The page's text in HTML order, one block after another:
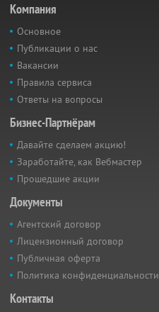
Компания
Основное
Публикации о нас
Вакансии
Правила сервиса
Ответы на вопросы
Бизнес-Партнёрам
Давайте сделаем акцию!
Заработайте, как Вебмастер
Прошедшие акции
Документы
Агентский договор
Лицензионный договор
Публичная оферта
Политика конфиденциальности
Контакты